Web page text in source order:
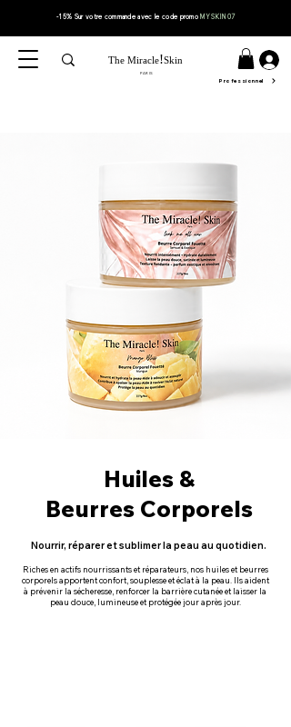
-15% Sur votrecommandeavec le code promoMYSKIN07
The Miracle!Skin
PARIS
Professionnel
Huiles &
Beurres Corporels
Nourrir, réparer et sublimer la peau au quotidien.
Riches en actifs nourrissants et réparateurs, nos huiles et beurres
corporels apportent confort, souplesse et éclat à la peau. Ils aident
à prévenir la sécheresse, renforcer la barrière cutanée et laisser la
peau douce, lumineuse et protégée jour après jour.